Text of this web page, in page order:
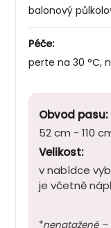
balonový
Péče:
perte na 30 °C,
Obvod pasu:
52 cm - 110
Velikost:
v nabídce
je včetně
*nenatažené –